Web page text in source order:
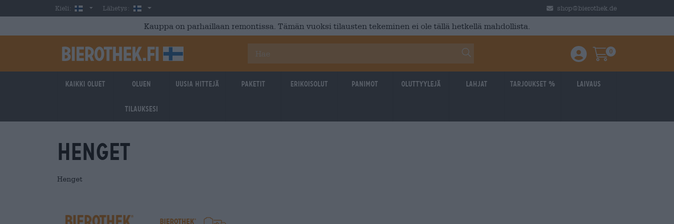
Skip to main content
Kieli: FinnishLähetys: Suomi shop@bierothek.de
Kauppa on parhaillaan remontissa. Tämän vuoksi tilausten tekeminen ei ole tällä hetkellä mahdollista.
Einloggen / Anmelden
Warenkorb
0
Kaikki oluet Oluen
tilauksesi
Uusia hittejä Paketit Erikoisolut Panimot Oluttyylejä Lahjat Tarjoukset % laivaus
Henget
Henget